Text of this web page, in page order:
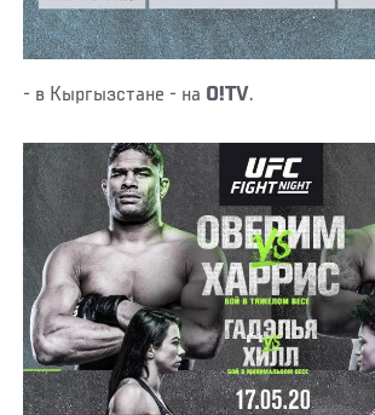
- в Кыргызстане - на О!TV.